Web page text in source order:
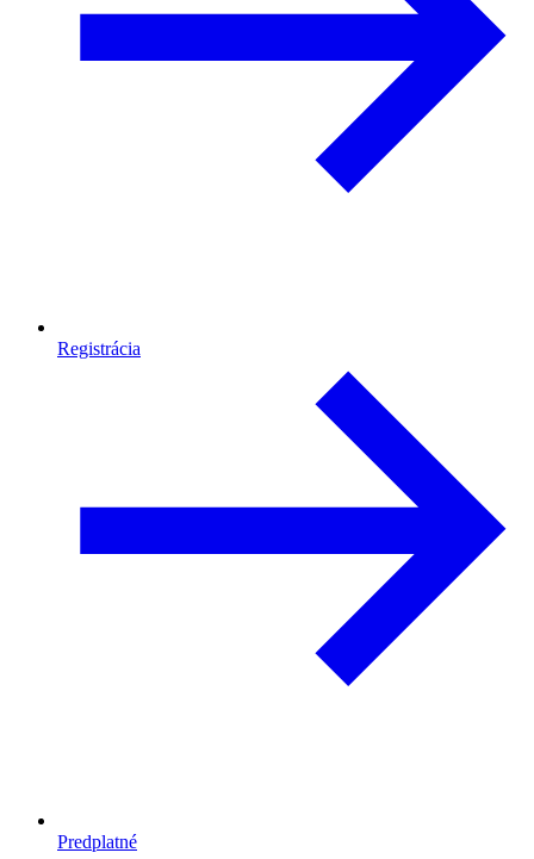
Registrácia
Predplatné